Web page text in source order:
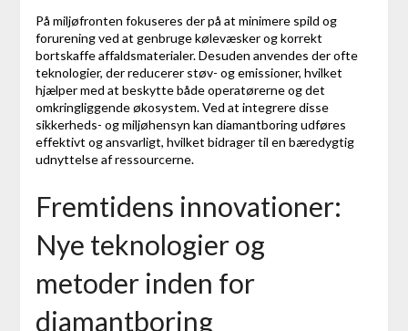
På miljøfronten fokuseres der på at minimere spild og
forurening ved at genbruge kølevæsker og korrekt
bortskaffe affaldsmaterialer. Desuden anvendes der ofte
teknologier, der reducerer støv- og emissioner, hvilket
hjælper med at beskytte både operatørerne og det
omkringliggende økosystem. Ved at integrere disse
sikkerheds- og miljøhensyn kan diamantboring udføres
effektivt og ansvarligt, hvilket bidrager til en bæredygtig
udnyttelse af ressourcerne.
Fremtidens innovationer:
Nye teknologier og
metoder inden for
diamantboring